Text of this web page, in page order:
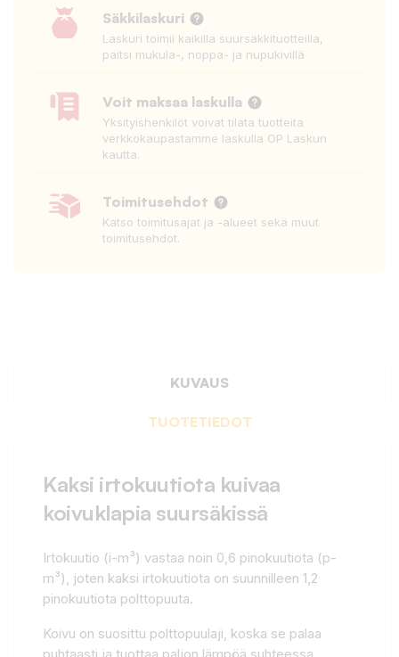
Säkkilaskuri
Laskuri toimii kaikilla suursäkkituotteilla,
paitsi mukula-, noppa- ja nupukivillä
Voit maksaa laskulla
Yksityishenkilöt voivat tilata tuotteita
verkkokaupastamme laskulla OP Laskun
kautta.
Toimitusehdot
Katso toimitusajat ja -alueet sekä muut
toimitusehdot.
KUVAUS
TUOTETIEDOT
Kaksi irtokuutiota kuivaa
koivuklapia suursäkissä
Irtokuutio (i-m³) vastaa noin 0,6 pinokuutiota (p-
m³), joten kaksi irtokuutiota on suunnilleen 1,2
pinokuutiota polttopuuta.
Koivu on suosittu polttopuulaji, koska se palaa